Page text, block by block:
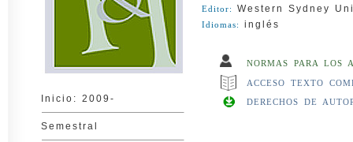
Inicio: 2009-
Semestral
Editor: Western Sydney
Idiomas: inglés
NORMAS PARA LOS
ACCESO TEXTO
DERECHOS DE